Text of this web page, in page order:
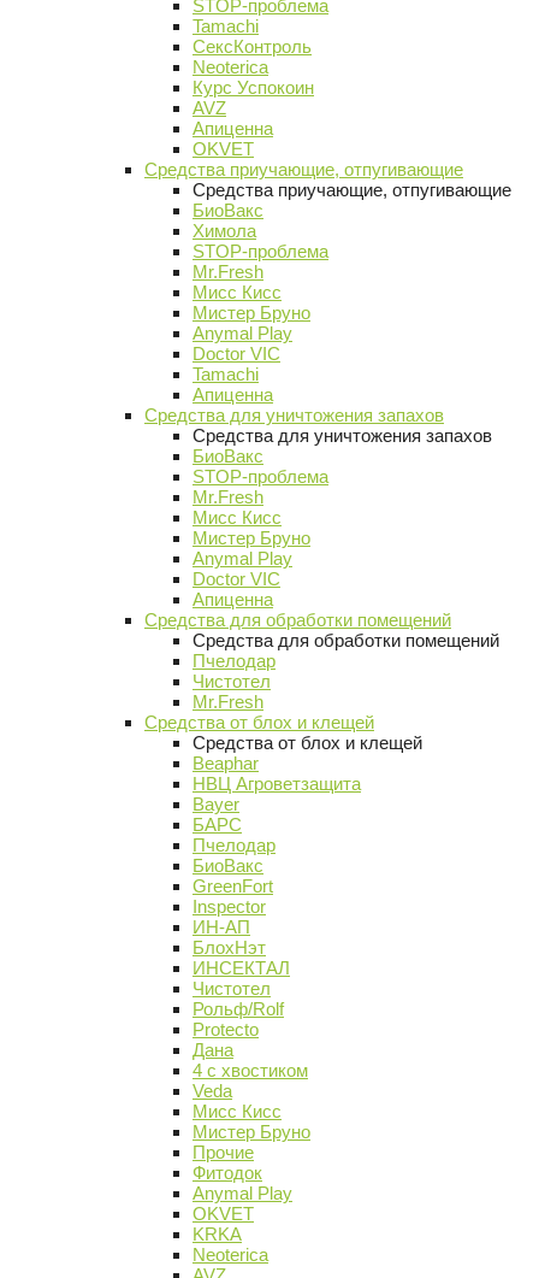
STOP-проблема
Tamachi
СексКонтроль
Neoterica
Курс Успокоин
AVZ
Апиценна
OKVET
Средства приучающие, отпугивающие
Средства приучающие, отпугивающие
БиоВакс
Химола
STOP-проблема
Mr.Fresh
Мисс Кисс
Мистер Бруно
Anymal Play
Doctor VIC
Tamachi
Апиценна
Средства для уничтожения запахов
Средства для уничтожения запахов
БиоВакс
STOP-проблема
Mr.Fresh
Мисс Кисс
Мистер Бруно
Anymal Play
Doctor VIC
Апиценна
Средства для обработки помещений
Средства для обработки помещений
Пчелодар
Чистотел
Mr.Fresh
Средства от блох и клещей
Средства от блох и клещей
Beaphar
НВЦ Агроветзащита
Bayer
БАРС
Пчелодар
БиоВакс
GreenFort
Inspector
ИН-АП
БлохНэт
ИНСЕКТАЛ
Чистотел
Рольф/Rolf
Protecto
Дана
4 с хвостиком
Veda
Мисс Кисс
Мистер Бруно
Прочие
Фитодок
Anymal Play
OKVET
KRKA
Neoterica